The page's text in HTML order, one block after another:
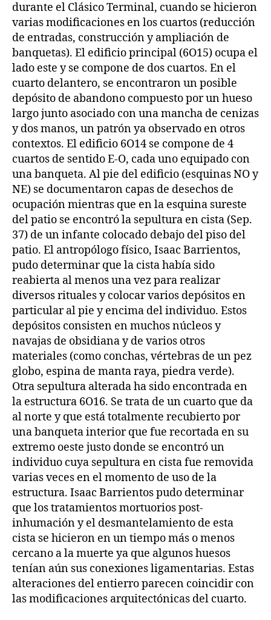
durante el Clásico Terminal, cuando se hicieron
varias modificaciones en los cuartos (reducción
de entradas, construcción y ampliación de
banquetas). El edificio principal (6O15) ocupa el
lado este y se compone de dos cuartos. En el
cuarto delantero, se encontraron un posible
depósito de abandono compuesto por un hueso
largo junto asociado con una mancha de cenizas
y dos manos, un patrón ya observado en otros
contextos. El edificio 6O14 se compone de 4
cuartos de sentido E-O, cada uno equipado con
una banqueta. Al pie del edificio (esquinas NO y
NE) se documentaron capas de desechos de
ocupación mientras que en la esquina sureste
del patio se encontró la sepultura en cista (Sep.
37) de un infante colocado debajo del piso del
patio. El antropólogo físico, Isaac Barrientos,
pudo determinar que la cista había sido
reabierta al menos una vez para realizar
diversos rituales y colocar varios depósitos en
particular al pie y encima del individuo. Estos
depósitos consisten en muchos núcleos y
navajas de obsidiana y de varios otros
materiales (como conchas, vértebras de un pez
globo, espina de manta raya, piedra verde).
Otra sepultura alterada ha sido encontrada en
la estructura 6O16. Se trata de un cuarto que da
al norte y que está totalmente recubierto por
una banqueta interior que fue recortada en su
extremo oeste justo donde se encontró un
individuo cuya sepultura en cista fue removida
varias veces en el momento de uso de la
estructura. Isaac Barrientos pudo determinar
que los tratamientos mortuorios post-
inhumación y el desmantelamiento de esta
cista se hicieron en un tiempo más o menos
cercano a la muerte ya que algunos huesos
tenían aún sus conexiones ligamentarias. Estas
alteraciones del entierro parecen coincidir con
las modificaciones arquitectónicas del cuarto.